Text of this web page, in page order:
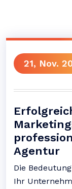
21, Nov.
Agentur
Die
Ihr